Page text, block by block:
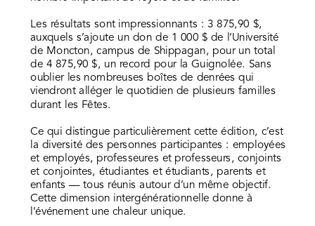
Les résultats sont impressionnants : 3 875,90 $,
auxquels s’ajoute un don de 1 000 $ de l’Université
de Moncton, campus de Shippagan, pour un total
de 4 875,90 $, un record pour la Guignolée. Sans
oublier les nombreuses boîtes de denrées qui
viendront alléger le quotidien de plusieurs familles
durant les Fêtes.
Ce qui distingue particulièrement cette édition, c’est
la diversité des personnes participantes : employées
et employés, professeures et professeurs, conjoints
et conjointes, étudiantes et étudiants, parents et
enfants — tous réunis autour d’un même objectif.
Cette dimension intergénérationnelle donne à
l’événement une chaleur unique.